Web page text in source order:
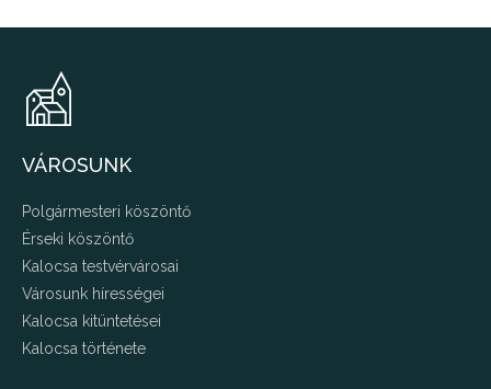
VÁROSUNK
Polgármesteri köszöntő
Érseki köszöntő
Kalocsa testvérvárosai
Városunk hírességei
Kalocsa kitüntetései
Kalocsa története